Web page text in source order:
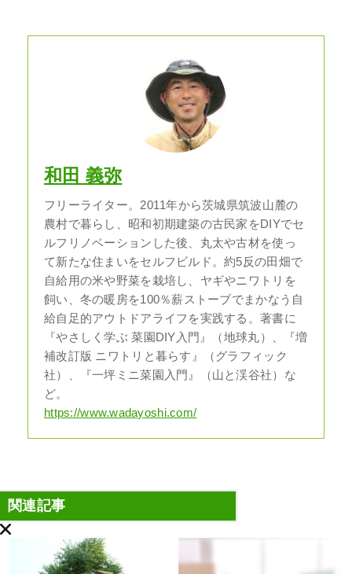
和田 義弥
フリーライター。2011年から茨城県筑波山麓の
農村で暮らし、昭和初期建築の古民家をDIYでセ
ルフリノベーションした後、丸太や古材を使っ
て新たな住まいをセルフビルド。約5反の田畑で
自給用の米や野菜を栽培し、ヤギやニワトリを
飼い、冬の暖房を100％薪ストーブでまかなう自
給自足的アウトドアライフを実践する。著書に
『やさしく学ぶ 菜園DIY入門』（地球丸）、『増
補改訂版 ニワトリと暮らす』（グラフィック
社）、『一坪ミニ菜園入門』（山と渓谷社）な
ど。
https://www.wadayoshi.com/
関連記事